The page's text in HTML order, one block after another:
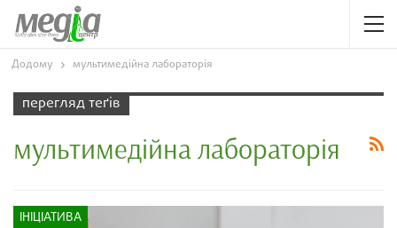
Додому мультимедійна лабораторія
перегляд теґів
мультимедійна лабораторія
ІНІЦІАТИВА